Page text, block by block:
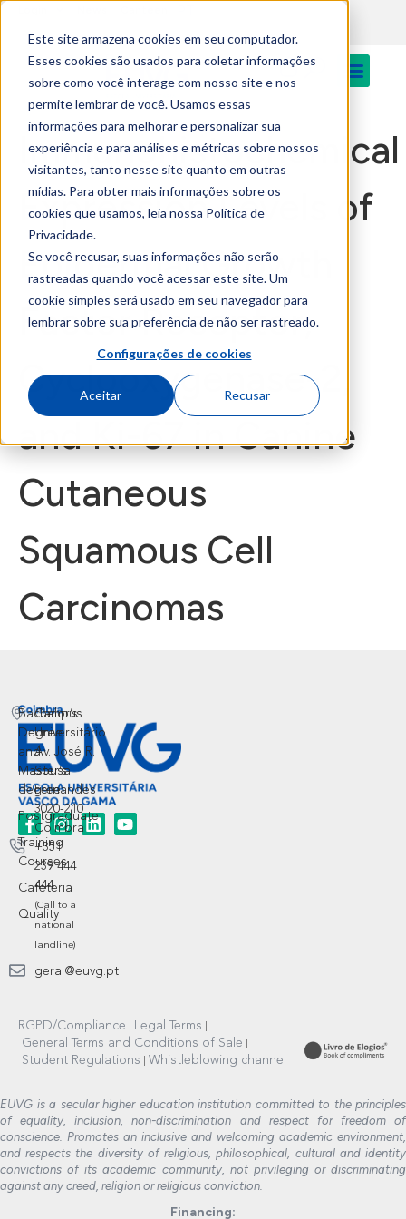
Este site armazena cookies em seu computador.
Esses cookies são usados para coletar informações
sobre como você interage com nosso site e nos
permite lembrar de você. Usamos essas
informações para melhorar e personalizar sua
experiência e para análises e métricas sobre nossos
visitantes, tanto nesse site quanto em outras
mídias. Para obter mais informações sobre os
cookies que usamos, leia nossa Política de
Privacidade.
Se você recusar, suas informações não serão
rastreadas quando você acessar este site. Um
cookie simples será usado em seu navegador para
lembrar sobre sua preferência de não ser rastreado.
Configurações de cookies
Aceitar Recusar
Immunohistochemical
Expression Levels of
Epidermal Growth
Factor Receptor,
Cyclooxygenase-2,
and Ki-67 in Canine
Cutaneous
Squamous Cell
Carcinomas
Campus
Universitário
Av. José R.
Sousa
Fernandes
3020-210
Coimbra
+351
239 444
444
(Call to a
national
landline)
geral@euvg.pt
Bachelor’s
Degree
and
Master’s
degree
Postgraduate
Training
Courses
Cafeteria
Quality
RGPD/Compliance
Legal Terms
General Terms and Conditions of Sale
Student Regulations
Whistleblowing channel
EUVG is a secular higher education institution committed to the principles
of equality, inclusion, non-discrimination and respect for freedom of
conscience. Promotes an inclusive and welcoming academic environment,
and respects the diversity of religious, philosophical, cultural and identity
convictions of its academic community, not privileging or discriminating
against any creed, religion or religious conviction.
Financing: